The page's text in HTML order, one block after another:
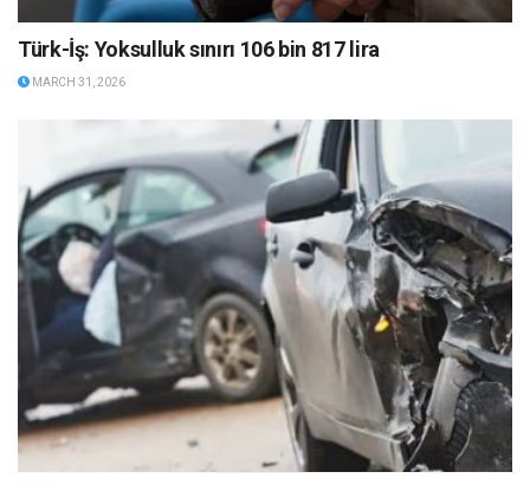
Türk-İş: Yoksulluk sınırı 106 bin 817 lira
MARCH 31, 2026